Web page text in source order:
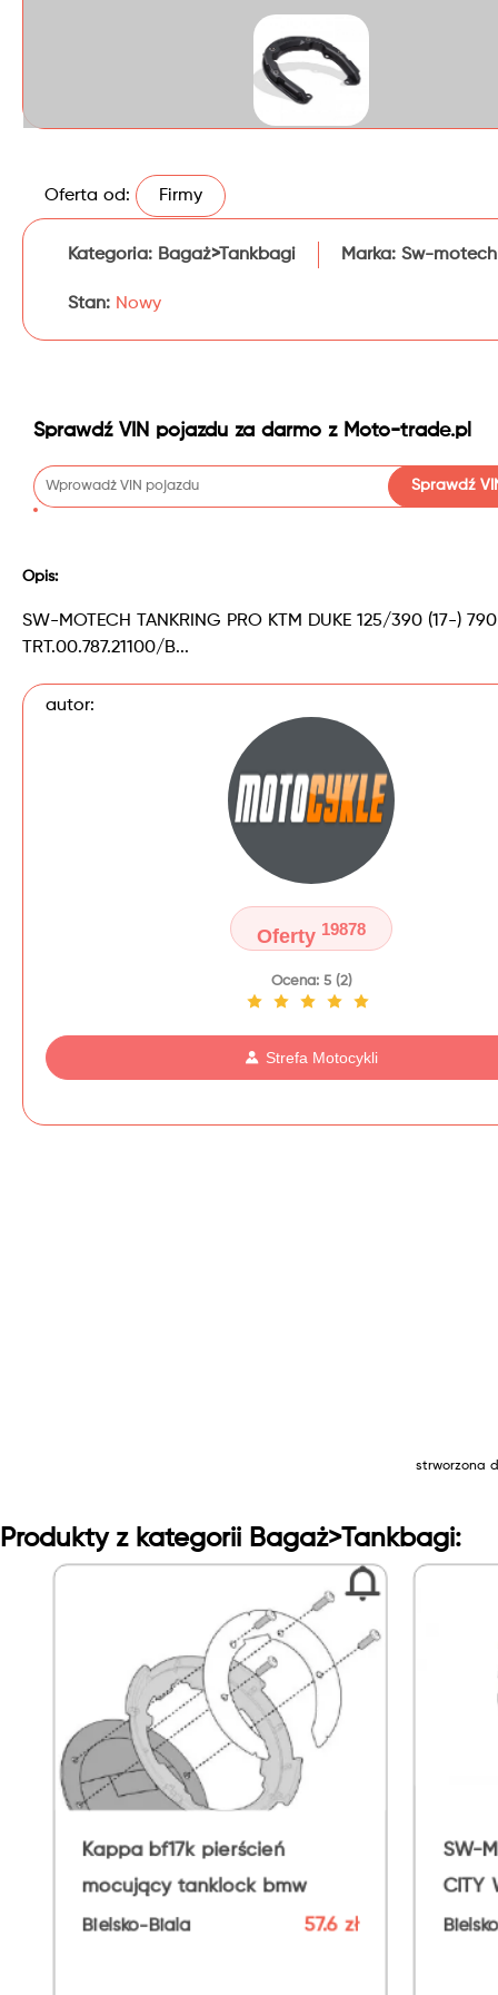
Oferta od: Firmy
Kategoria: Bagaż>Tankbagi Marka: Sw-motech
Stan: Nowy
Sprawdź VIN pojazdu za darmo z Moto-trade.pl
Sprawdź
Opis:
SW-MOTECH TANKRING PRO KTM DUKE 125/390 (17-)
TRT.00.787.21100/B...
autor:
Oferty 19878
Ocena: 5 (2)
Strefa Motocykli
strworzona
Produkty z kategorii Bagaż>Tankbagi:
pierścień
tanklock bmw
57.6 zł
SW-MOTECH
CITY WP BLACK 9L
Bielsko-Biala